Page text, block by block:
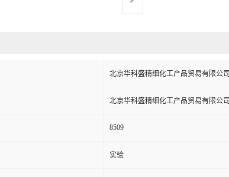
北京华科盛精细化工产品贸易有限公司
北京华科盛精细化工产品贸易有限公司
8509
实验